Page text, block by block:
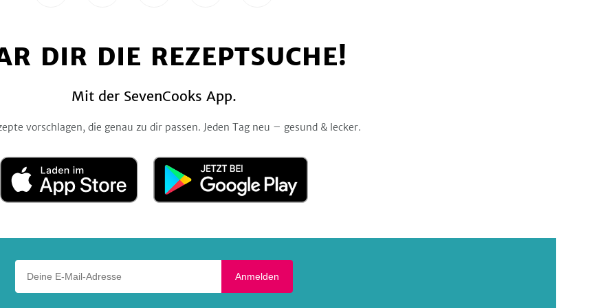
FacebookTwitter
Pinterest InstagramYouTube
DIR DIE REZEPTSUCHE!
Mit der SevenCooks App.
vorschlagen, die genau zu dir passen. Jeden Tag neu – gesund & lecker.
Laden
im
App
Jetzt
Google
Anmelden